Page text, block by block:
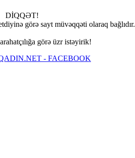
DİQQƏT!
görə sayt müvəqqəti olaraq bağlıdır.
görə üzr istəyirik!
- FACEBOOK